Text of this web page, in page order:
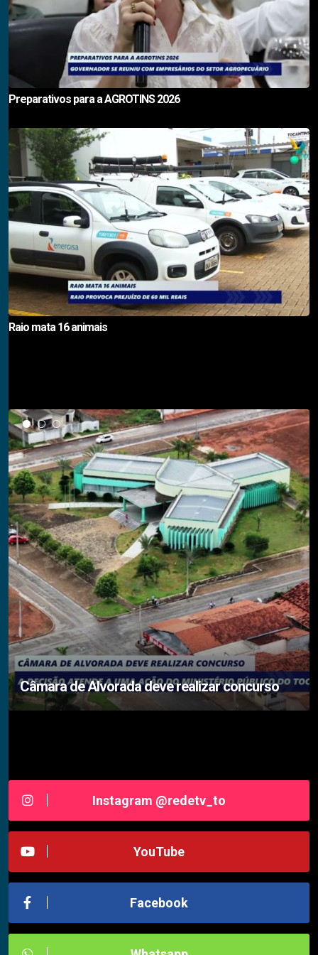
Preparativos para a AGROTINS 2026
Raio mata 16 animais
Câmara de Alvorada deve realizar concurso
Instagram @redetv_to
YouTube
Facebook